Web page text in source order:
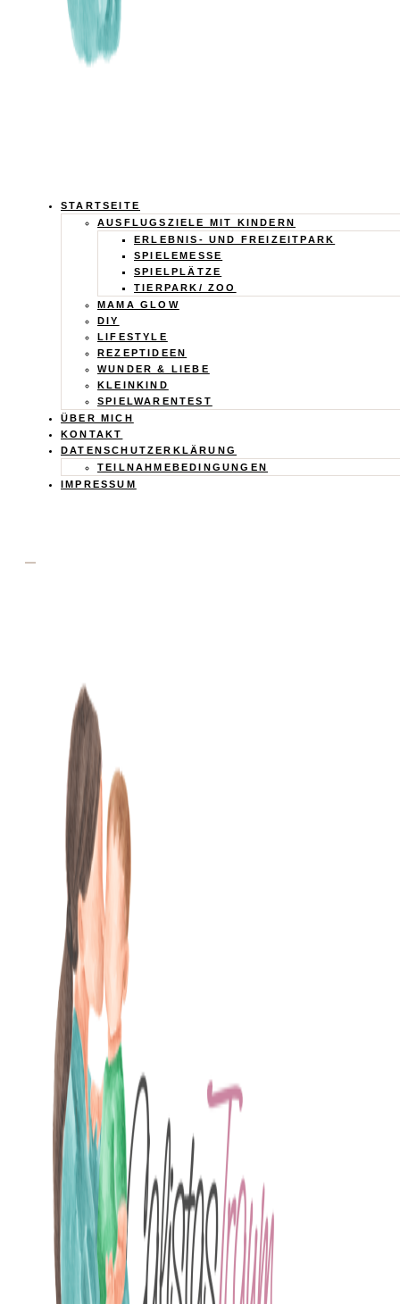
Calistas
Traum
STARTSEITE
AUSFLUGSZIELE MIT KINDERN
ERLEBNIS- UND FREIZEITPARK
SPIELEMESSE
SPIELPLÄTZE
TIERPARK/ ZOO
MAMA GLOW
DIY
LIFESTYLE
REZEPTIDEEN
WUNDER & LIEBE
KLEINKIND
SPIELWARENTEST
ÜBER MICH
KONTAKT
DATENSCHUTZERKLÄRUNG
TEILNAHMEBEDINGUNGEN
IMPRESSUM